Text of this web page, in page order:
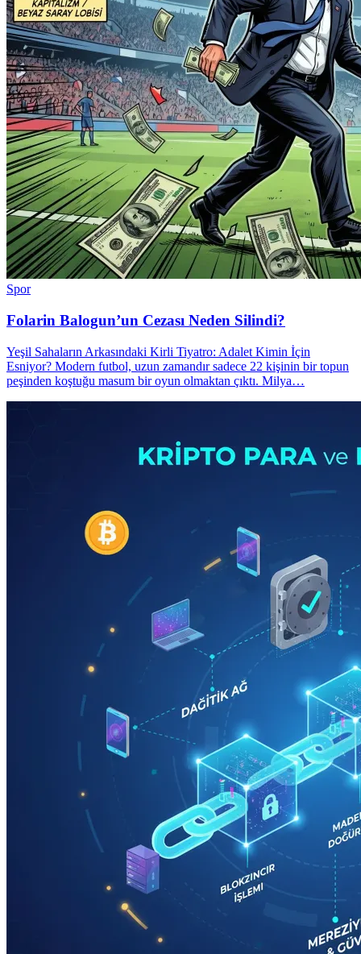
Spor
Folarin Balogun’un Cezası Neden Silindi?
Yeşil Sahaların Arkasındaki Kirli Tiyatro: Adalet Kimin İçin
Esniyor? Modern futbol, uzun zamandır sadece 22 kişinin bir topun
peşinden koştuğu masum bir oyun olmaktan çıktı. Milya…